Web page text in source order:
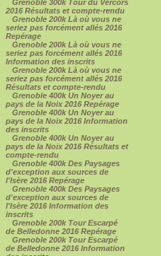
Grenoble 300k Tour du Vercors
2016 Résultats et compte-rendu
Grenoble 200k Là où vous ne
seriez pas forcément allés 2016
Repérage
Grenoble 200k Là où vous ne
seriez pas forcément allés 2016
Information des inscrits
Grenoble 200k Là où vous ne
seriez pas forcément allés 2016
Résultats et compte-rendu
Grenoble 400k Un Noyer au
pays de la Noix 2016 Repérage
Grenoble 400k Un Noyer au
pays de la Noix 2016 Information
des inscrits
Grenoble 400k Un Noyer au
pays de la Noix 2016 Résultats et
compte-rendu
Grenoble 400k Des Paysages
d'exception aux sources de
l'Isère 2016 Repérage
Grenoble 400k Des Paysages
d'exception aux sources de
l'Isère 2016 Information des
inscrits
Grenoble 200k Tour Escarpé
de Belledonne 2016 Repérage
Grenoble 200k Tour Escarpé
de Belledonne 2016 Information